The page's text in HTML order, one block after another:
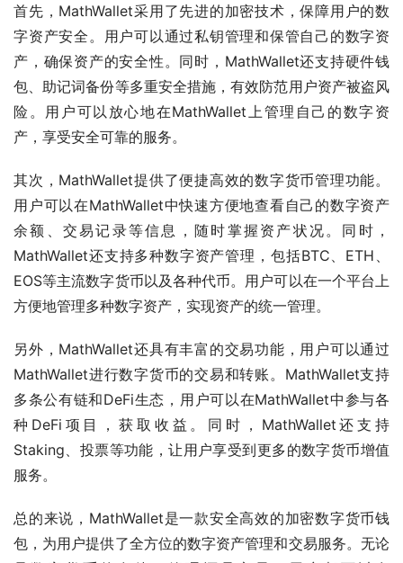
首先，MathWallet采用了先进的加密技术，保障用户的数
字资产安全。用户可以通过私钥管理和保管自己的数字资
产，确保资产的安全性。同时，MathWallet还支持硬件钱
包、助记词备份等多重安全措施，有效防范用户资产被盗风
险。用户可以放心地在MathWallet上管理自己的数字资
产，享受安全可靠的服务。
其次，MathWallet提供了便捷高效的数字货币管理功能。
用户可以在MathWallet中快速方便地查看自己的数字资产
余额、交易记录等信息，随时掌握资产状况。同时，
MathWallet还支持多种数字资产管理，包括BTC、ETH、
EOS等主流数字货币以及各种代币。用户可以在一个平台上
方便地管理多种数字资产，实现资产的统一管理。
另外，MathWallet还具有丰富的交易功能，用户可以通过
MathWallet进行数字货币的交易和转账。MathWallet支持
多条公有链和DeFi生态，用户可以在MathWallet中参与各
种DeFi项目，获取收益。同时，MathWallet还支持
Staking、投票等功能，让用户享受到更多的数字货币增值
服务。
总的来说，MathWallet是一款安全高效的加密数字货币钱
包，为用户提供了全方位的数字资产管理和交易服务。无论